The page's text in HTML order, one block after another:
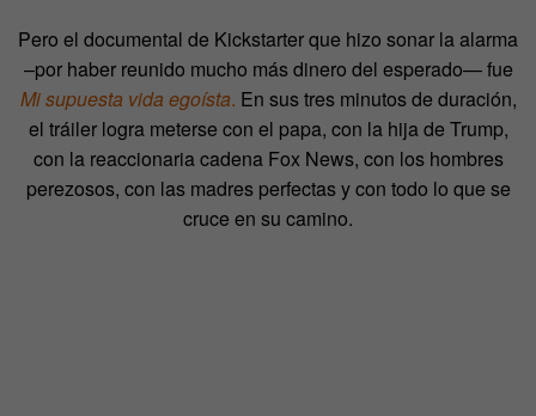
Pero el documental de Kickstarter que hizo sonar la alarma
–por haber reunido mucho más dinero del esperado— fue
Mi supuesta vida egoísta. En sus tres minutos de duración,
el tráiler logra meterse con el papa, con la hija de Trump,
con la reaccionaria cadena Fox News, con los hombres
perezosos, con las madres perfectas y con todo lo que se
cruce en su camino.